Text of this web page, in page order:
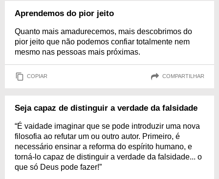
Aprendemos do pior jeito
Quanto mais amadurecemos, mais descobrimos do
pior jeito que não podemos confiar totalmente nem
mesmo nas pessoas mais próximas.
COPIAR COMPARTILHAR
Seja capaz de distinguir a verdade da falsidade
“É vaidade imaginar que se pode introduzir uma nova
filosofia ao refutar um ou outro autor. Primeiro, é
necessário ensinar a reforma do espírito humano, e
torná-lo capaz de distinguir a verdade da falsidade... o
que só Deus pode fazer!”